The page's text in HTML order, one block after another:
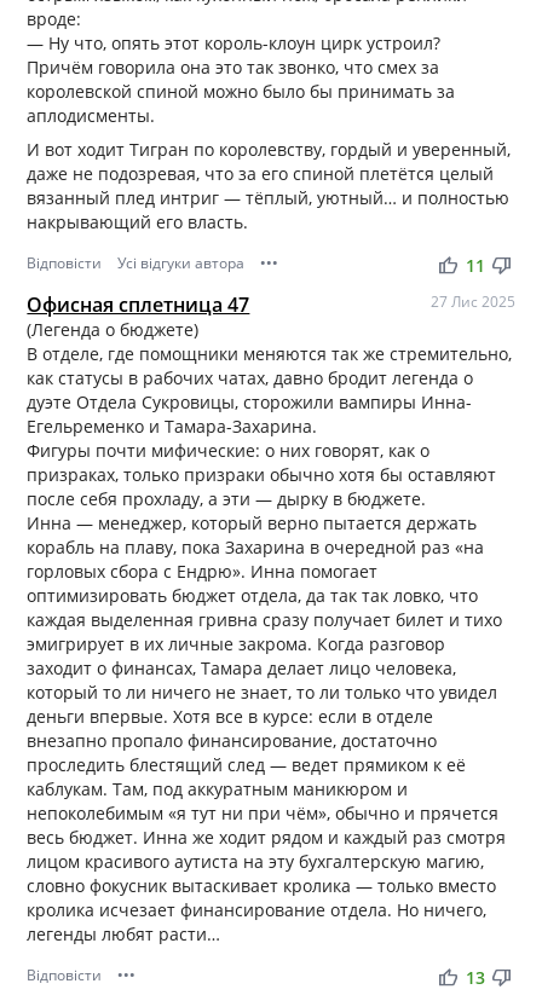
вроде:
— Ну что, опять этот король-клоун цирк устроил?
Причём говорила она это так звонко, что смех за
королевской спиной можно было бы принимать за
аплодисменты.
И вот ходит Тигран по королевству, гордый и уверенный,
даже не подозревая, что за его спиной плетётся целый
вязанный плед интриг — тёплый, уютный… и полностью
накрывающий его власть.
Відповісти Усі відгуки автора ••• thumb_up thumb_down
11
Офисная сплетница 47 27 Лис 2025
(Легенда о бюджете)
В отделе, где помощники меняются так же стремительно,
как статусы в рабочих чатах, давно бродит легенда о
дуэте Отдела Сукровицы, сторожили вампиры Инна-
Егельременко и Тамара-Захарина.
Фигуры почти мифические: о них говорят, как о
призраках, только призраки обычно хотя бы оставляют
после себя прохладу, а эти — дырку в бюджете.
Инна — менеджер, который верно пытается держать
корабль на плаву, пока Захарина в очередной раз «на
горловых сбора с Ендрю». Инна помогает
оптимизировать бюджет отдела, да так так ловко, что
каждая выделенная гривна сразу получает билет и тихо
эмигрирует в их личные закрома. Когда разговор
заходит о финансах, Тамара делает лицо человека,
который то ли ничего не знает, то ли только что увидел
деньги впервые. Хотя все в курсе: если в отделе
внезапно пропало финансирование, достаточно
проследить блестящий след — ведет прямиком к её
каблукам. Там, под аккуратным маникюром и
непоколебимым «я тут ни при чём», обычно и прячется
весь бюджет. Инна же ходит рядом и каждый раз смотря
лицом красивого аутиста на эту бухгалтерскую магию,
словно фокусник вытаскивает кролика — только вместо
кролика исчезает финансирование отдела. Но ничего,
легенды любят расти…
Відповісти ••• thumb_up thumb_down
13